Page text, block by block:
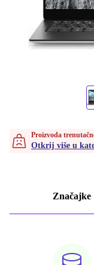
Proizvoda
Otkrij više u
Značajke